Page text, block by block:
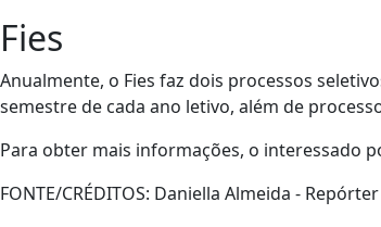
Fies
Anualmente, o Fies faz dois processos
semestre de cada ano letivo, além de
Para obter mais informações, o interessado
FONTE/CRÉDITOS: Daniella Almeida -